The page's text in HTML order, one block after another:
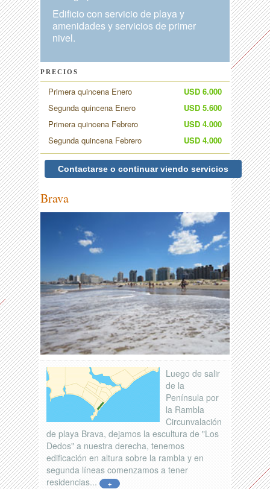
Edificio con servicio de playa y
amenidades y servicios de primer
nivel.
PRECIOS
Primera quincena Enero
USD 6.000
Segunda quincena Enero
USD 5.600
Primera quincena Febrero
USD 4.000
Segunda quincena Febrero
USD 4.000
Contactarse o continuar viendo servicios
Brava
Luego de salir
de la
Península por
la Rambla
Circunvalación
de playa Brava, dejamos la escultura de "Los
Dedos" a nuestra derecha, tenemos
edificación en altura sobre la rambla y en
segunda líneas comenzamos a tener
residencias...
+